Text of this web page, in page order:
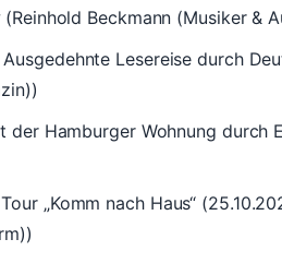
(Reinhold Beckmann (Musiker &
Lesereise durch
der Hamburger Wohnung durch
„Komm nach Haus“